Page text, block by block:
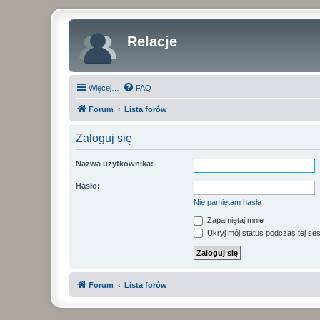
Relacje
Więcej… FAQ
Forum Lista forów
Zaloguj się
Nazwa użytkownika:
Hasło:
Nie pamiętam hasła
Zapamiętaj mnie
Ukryj mój status podczas tej
Forum Lista forów